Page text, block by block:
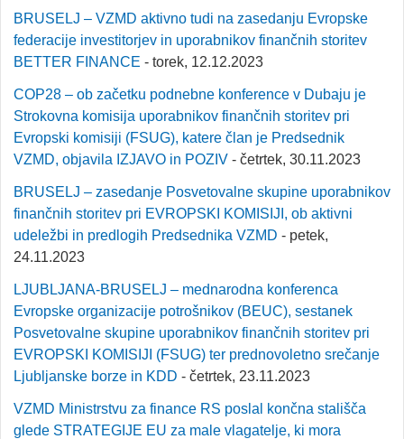
BRUSELJ – VZMD aktivno tudi na zasedanju Evropske
federacije investitorjev in uporabnikov finančnih storitev
BETTER FINANCE - torek, 12.12.2023
COP28 – ob začetku podnebne konference v Dubaju je
Strokovna komisija uporabnikov finančnih storitev pri
Evropski komisiji (FSUG), katere član je Predsednik
VZMD, objavila IZJAVO in POZIV - četrtek, 30.11.2023
BRUSELJ – zasedanje Posvetovalne skupine uporabnikov
finančnih storitev pri EVROPSKI KOMISIJI, ob aktivni
udeležbi in predlogih Predsednika VZMD - petek,
24.11.2023
LJUBLJANA-BRUSELJ – mednarodna konferenca
Evropske organizacije potrošnikov (BEUC), sestanek
Posvetovalne skupine uporabnikov finančnih storitev pri
EVROPSKI KOMISIJI (FSUG) ter prednovoletno srečanje
Ljubljanske borze in KDD - četrtek, 23.11.2023
VZMD Ministrstvu za finance RS poslal končna stališča
glede STRATEGIJE EU za male vlagatelje, ki mora